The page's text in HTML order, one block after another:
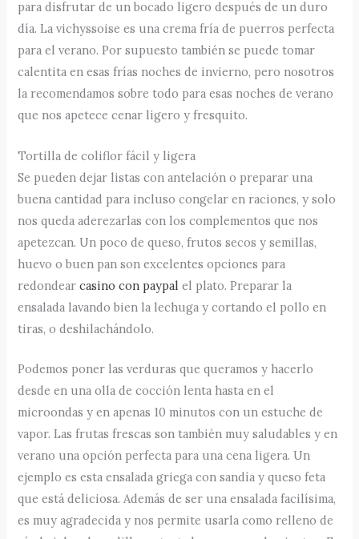
para disfrutar de un bocado ligero después de un duro
día. La vichyssoise es una crema fría de puerros perfecta
para el verano. Por supuesto también se puede tomar
calentita en esas frías noches de invierno, pero nosotros
la recomendamos sobre todo para esas noches de verano
que nos apetece cenar ligero y fresquito.
Tortilla de coliflor fácil y ligera
Se pueden dejar listas con antelación o preparar una
buena cantidad para incluso congelar en raciones, y solo
nos queda aderezarlas con los complementos que nos
apetezcan. Un poco de queso, frutos secos y semillas,
huevo o buen pan son excelentes opciones para
redondearcasino con paypal el plato. Preparar la
ensalada lavando bien la lechuga y cortando el pollo en
tiras, o deshilachándolo.
Podemos poner las verduras que queramos y hacerlo
desde en una olla de cocción lenta hasta en el
microondas y en apenas 10 minutos con un estuche de
vapor. Las frutas frescas son también muy saludables y en
verano una opción perfecta para una cena ligera. Un
ejemplo es esta ensalada griega con sandía y queso feta
que está deliciosa. Además de ser una ensalada facilísima,
es muy agradecida y nos permite usarla como relleno de